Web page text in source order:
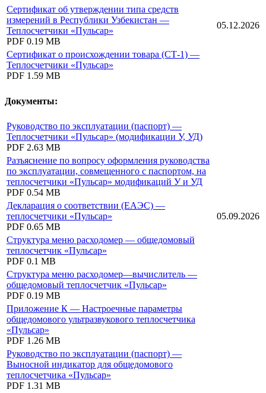
Сертификат об утверждении типа средств
измерений в Республики Узбекистан —
Теплосчетчики «Пульсар»
PDF 0.19 MB
05.12.2026
Сертификат о происхождении товара (СТ-1) —
Теплосчетчики «Пульсар»
PDF 1.59 MB
Документы:
Руководство по эксплуатации (паспорт) —
Теплосчетчики «Пульсар» (модификации У, УД)
PDF 2.63 MB
Разъяснение по вопросу оформления руководства
по эксплуатации, совмещенного с паспортом, на
теплосчетчики «Пульсар» модификаций У и УД
PDF 0.54 MB
Декларация о соответствии (ЕАЭС) —
теплосчетчики «Пульсар»
PDF 0.65 MB
05.09.2026
Структура меню расходомер — общедомовый
теплосчетчик «Пульсар»
PDF 0.1 MB
Структура меню расходомер—вычислитель —
общедомовый теплосчетчик «Пульсар»
PDF 0.19 MB
Приложение К — Настроечные параметры
общедомового ультразвукового теплосчетчика
«Пульсар»
PDF 1.26 MB
Руководство по эксплуатации (паспорт) —
Выносной индикатор для общедомового
теплосчетчика «Пульсар»
PDF 1.31 MB